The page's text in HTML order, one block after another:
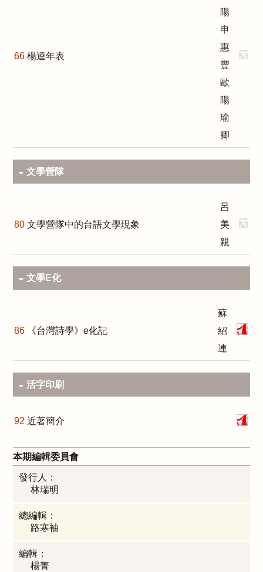
66 楊逵年表
陽
申
惠
豐
歐
陽
瑜
卿
文學營隊
80 文學營隊中的台語文學現象
呂
美
親
文學E化
86 《台灣詩學》e化記
蘇
紹
連
活字印刷
92 近著簡介
本期編輯委員會
發行人：
林瑞明
總編輯：
路寒袖
編輯：
楊菁